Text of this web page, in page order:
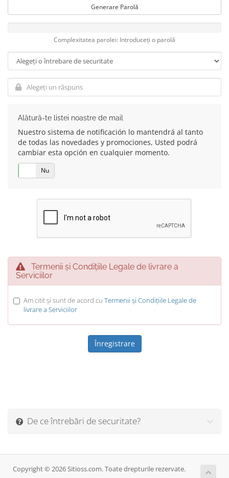
Generare Parolă
Complexitatea parolei: Introduceți o parolă
Alătură-te listei noastre de mail
Nuestro sistema de notificación lo mantendrá al tanto
de todas las novedades y promociones, Usted podrá
cambiar esta opción en cualquier momento.
Nu
Termenii și Condițiile Legale de livrare a
Serviciilor
Am citit și sunt de acord cu Termenii și Condițiile Legale de
livrare a Serviciilor
De ce întrebări de securitate?
Copyright © 2026 Sitioss.com. Toate drepturile rezervate.